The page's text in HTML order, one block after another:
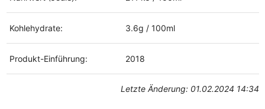
Kohlehydrate: 3.6g / 100ml
Produkt-Einführung: 2018
Letzte Änderung: 01.02.2024 14:34